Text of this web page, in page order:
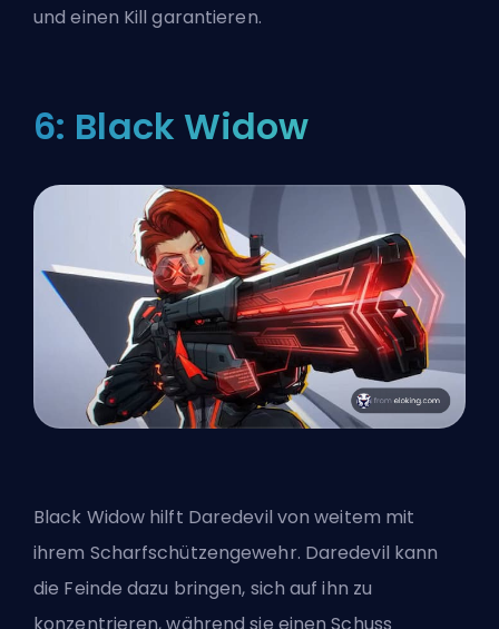
und einen Kill garantieren.
6: Black Widow
Black Widow hilft Daredevil von weitem mit
ihrem Scharfschützengewehr. Daredevil kann
die Feinde dazu bringen, sich auf ihn zu